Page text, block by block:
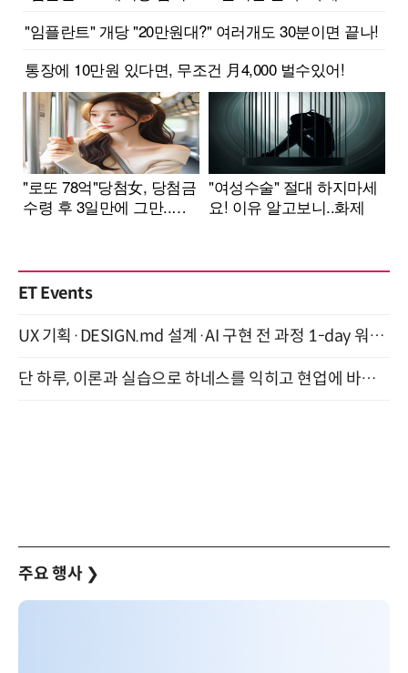
ET Events
UX 기획·DESIGN.md 설계·AI 구현 전 과정 1-day 워크숍 with Claude Code·Codex 9월 15일 개최
단 하루, 이론과 실습으로 하네스를 익히고 현업에 바로 쓰는 핸즈온 워크숍 (8/20)
주요 행사 ❯